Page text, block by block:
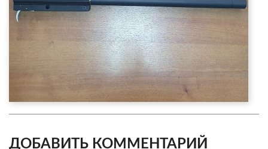
ДОБАВИТЬ КОММЕНТАРИЙ